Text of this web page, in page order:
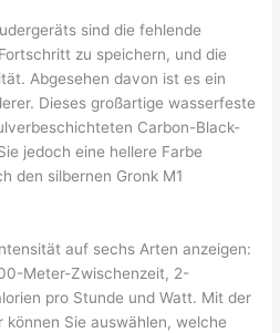
sind die fehlende
zu speichern, und die
Abgesehen davon ist es ein
Dieses großartige wasserfeste
Carbon-Black-
jedoch eine hellere Farbe
den silbernen Gronk M1
auf sechs Arten anzeigen:
Meter-Zwischenzeit, 2-
pro Stunde und Watt. Mit der
Sie auswählen, welche